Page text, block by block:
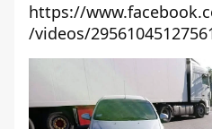
https://
/videos/